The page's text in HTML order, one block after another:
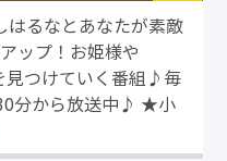
はるなとあなたが素敵
ップ！お姫様や
見つけていく番組♪毎
分から放送中♪ ★小